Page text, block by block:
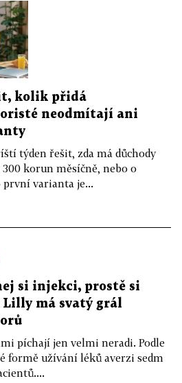
kolik přidá
neodmítají ani
týden řešit, zda má důchody
korun měsíčně, nebo o
první varianta je...
si injekci, prostě si
Lilly má svatý grál
píchají jen velmi neradi. Podle
formě užívání léků averzi sedm